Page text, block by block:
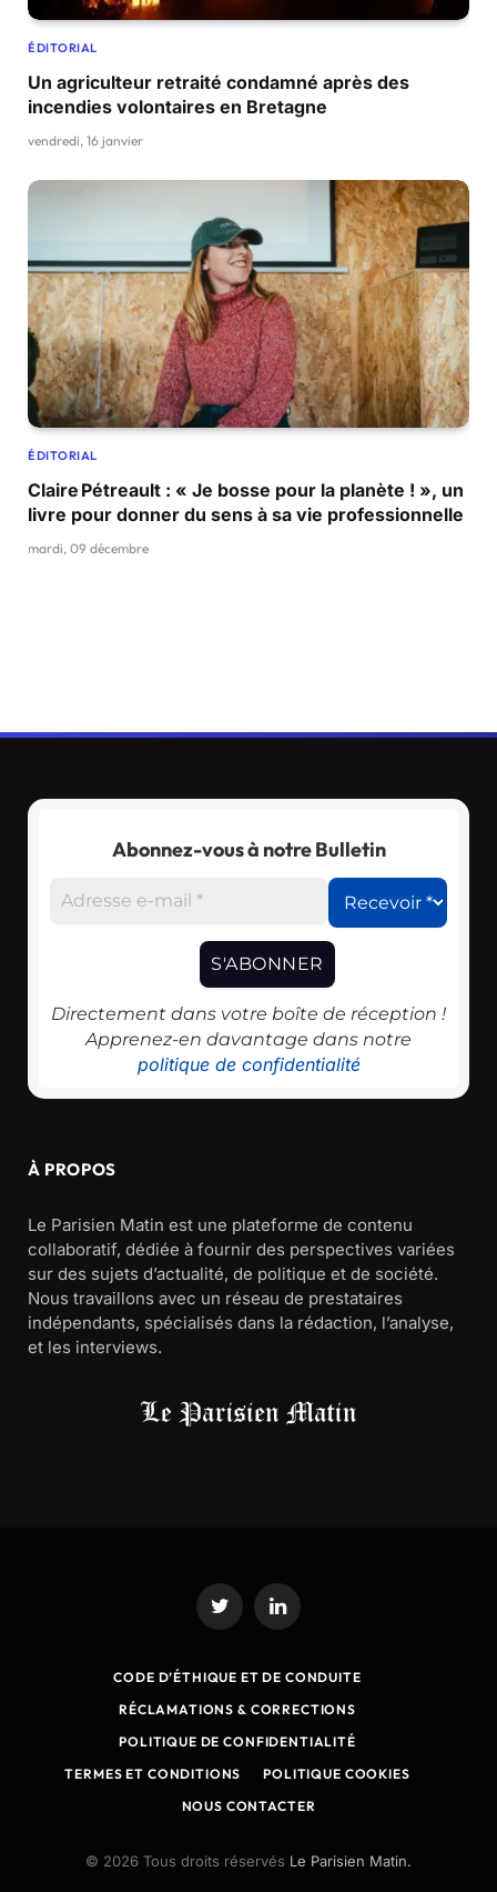
ÉDITORIAL
Un agriculteur retraité condamné après des
incendies volontaires en Bretagne
vendredi, 16 janvier
ÉDITORIAL
Claire Pétreault : « Je bosse pour la planète ! », un
livre pour donner du sens à sa vie professionnelle
mardi, 09 décembre
Abonnez-vous à notre Bulletin
Directement dans votre boîte de réception !
Apprenez-en davantage dans notre
politique de confidentialité
À PROPOS
Le Parisien Matin est une plateforme de contenu
collaboratif, dédiée à fournir des perspectives variées
sur des sujets d’actualité, de politique et de société.
Nous travaillons avec un réseau de prestataires
indépendants, spécialisés dans la rédaction, l’analyse,
et les interviews.
Twitter LinkedIn
CODE D’ÉTHIQUE ET DE CONDUITE
RÉCLAMATIONS & CORRECTIONS
POLITIQUE DE CONFIDENTIALITÉ
TERMES ET CONDITIONS
POLITIQUE COOKIES
NOUS CONTACTER
© 2026 Tous droits réservés Le Parisien Matin.